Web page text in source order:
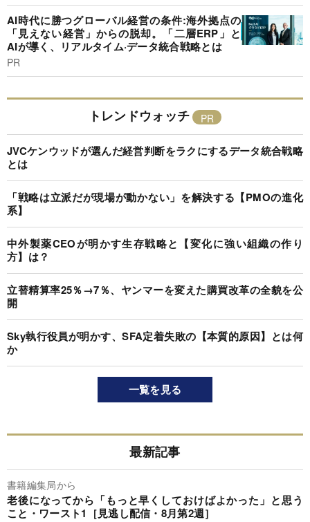
AI時代に勝つグローバル経営の条件:海外拠点の
「見えない経営」からの脱却。「二層ERP」と
AIが導く、リアルタイム·データ統合戦略とは
PR
トレンドウォッチ
JVCケンウッドが選んだ経営判断をラクにするデータ統合戦略
とは
「戦略は立派だが現場が動かない」を解決する【PMOの進化
系】
中外製薬CEOが明かす生存戦略と【変化に強い組織の作り
方】は？
立替精算率25％→7％、ヤンマーを変えた購買改革の全貌を公
開
Sky執行役員が明かす、SFA定着失敗の【本質的原因】とは何
か
一覧を見る
最新記事
書籍編集局から
老後になってから「もっと早くしておけばよかった」と思う
こと・ワースト1［見逃し配信・8月第2週］